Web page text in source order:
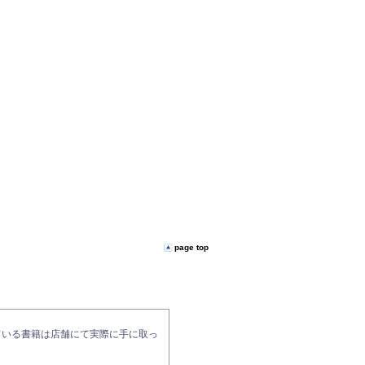
page top
る書籍は店舗にて実際に手に取っ